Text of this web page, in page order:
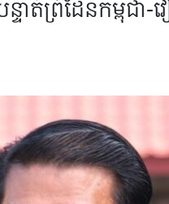
ាត់ព្រំដែនកម្ពុជ